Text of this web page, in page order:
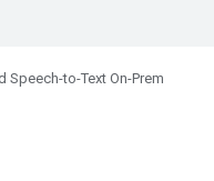
Speech-to-Text On-Prem